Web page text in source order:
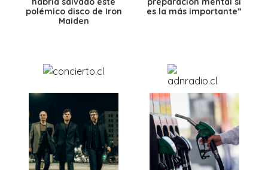
polémico disco de Iron
Maiden
es la más importante”